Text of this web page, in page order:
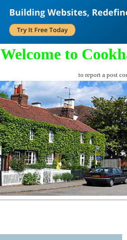
Welcome to
to report a post